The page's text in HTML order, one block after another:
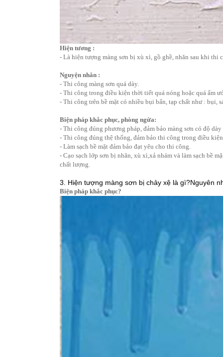
Hiện tương :
- Là hiện tượng màng sơn bị xù xì, gồ ghề, nhăn sau khi thi
Nguyện nhân :
- Thi công màng sơn quá dày.
- Thi công trong điều kiện thời tiết quá nóng hoặc quá ẩm
- Thi công trên bề mặt có nhiều bụi bẩn, tạp chất như : bụi,
Biện pháp khắc phục, phòng ngừa:
- Thi công đúng phương pháp, đảm bảo màng sơn có độ dày
- Thi công đúng thệ thống, đảm bảo thi công trong điều
- Làm sạch bề mặt đảm bảo đạt yêu cho thi công.
- Cạo sạch lớp sơn bị nhăn, xù xì,xả nhám và làm sạch bề
chất lượng.
3. Hiện tượng màng sơn bị chảy xệ là gì?Nguyên
Biện pháp khắc phục?